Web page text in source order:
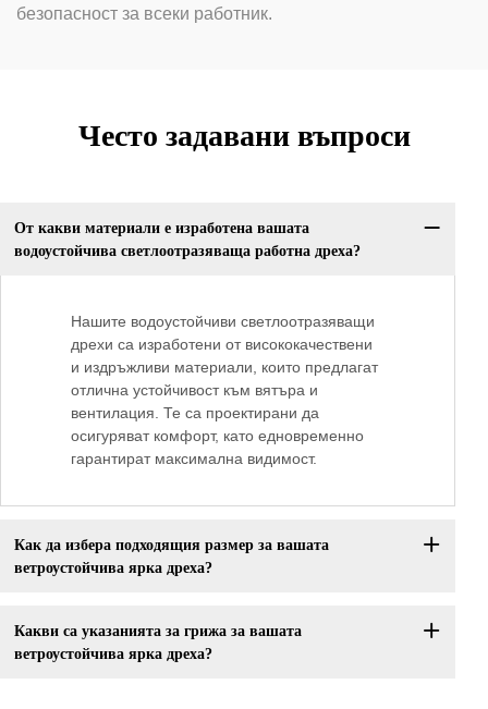
безопасност за всеки работник.
Често задавани въпроси
От какви материали е изработена вашата
водоустойчива светлоотразяваща работна дреха?
Нашите водоустойчиви светлоотразяващи
дрехи са изработени от висококачествени
и издръжливи материали, които предлагат
отлична устойчивост към вятъра и
вентилация. Те са проектирани да
осигуряват комфорт, като едновременно
гарантират максимална видимост.
Как да избера подходящия размер за вашата
ветроустойчива ярка дреха?
Какви са указанията за грижа за вашата
ветроустойчива ярка дреха?